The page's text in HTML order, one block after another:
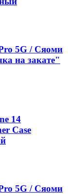
5G / Сяоми
на закате"
14
Case
5G / Сяоми